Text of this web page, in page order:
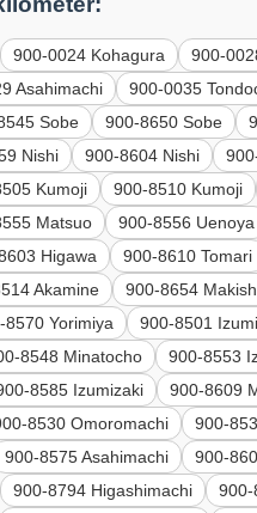
900-0024 Kohagura 900-
Asahimachi 900-0035
Sobe 900-8650 Sobe
Nishi 900-8604 Nishi
Kumoji 900-8510 Kumoji
Matsuo 900-8556 Uenoya
Higawa 900-8610 Tomari
Akamine 900-8654
8570 Yorimiya 900-8501
8548 Minatocho 900-8553
8585 Izumizaki 900-8609
8530 Omoromachi 900-
900-8575 Asahimachi 900-
900-8794 Higashimachi 900-